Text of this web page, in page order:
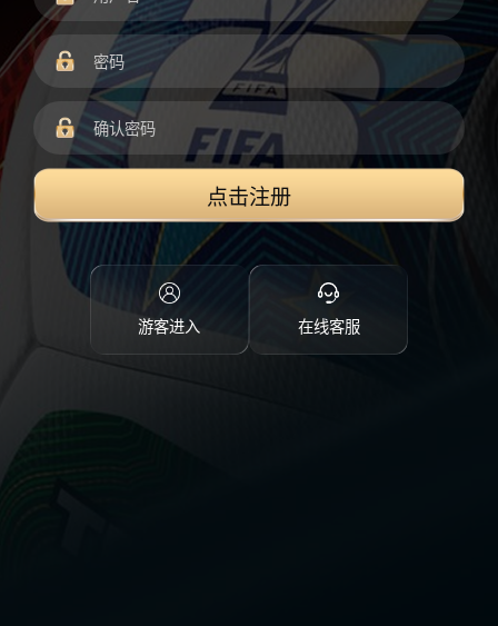
点击注册
游客进入 在线客服